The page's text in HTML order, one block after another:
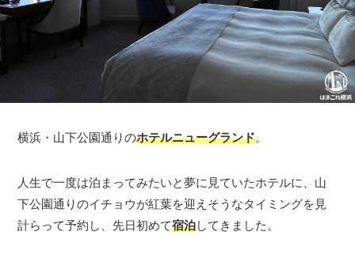
横浜・山下公園通りのホテルニューグランド。
人生で一度は泊まってみたいと夢に見ていたホテルに、山
下公園通りのイチョウが紅葉を迎えそうなタイミングを見
計らって予約し、先日初めて宿泊してきました。